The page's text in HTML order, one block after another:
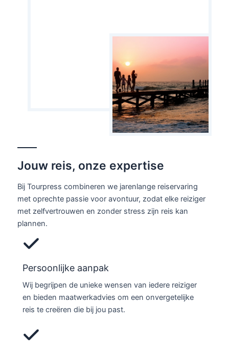
Jouw reis, onze expertise
Bij Tourpress combineren we jarenlange reiservaring
met oprechte passie voor avontuur, zodat elke reiziger
met zelfvertrouwen en zonder stress zijn reis kan
plannen.
Persoonlijke aanpak
Wij begrijpen de unieke wensen van iedere reiziger
en bieden maatwerkadvies om een onvergetelijke
reis te creëren die bij jou past.